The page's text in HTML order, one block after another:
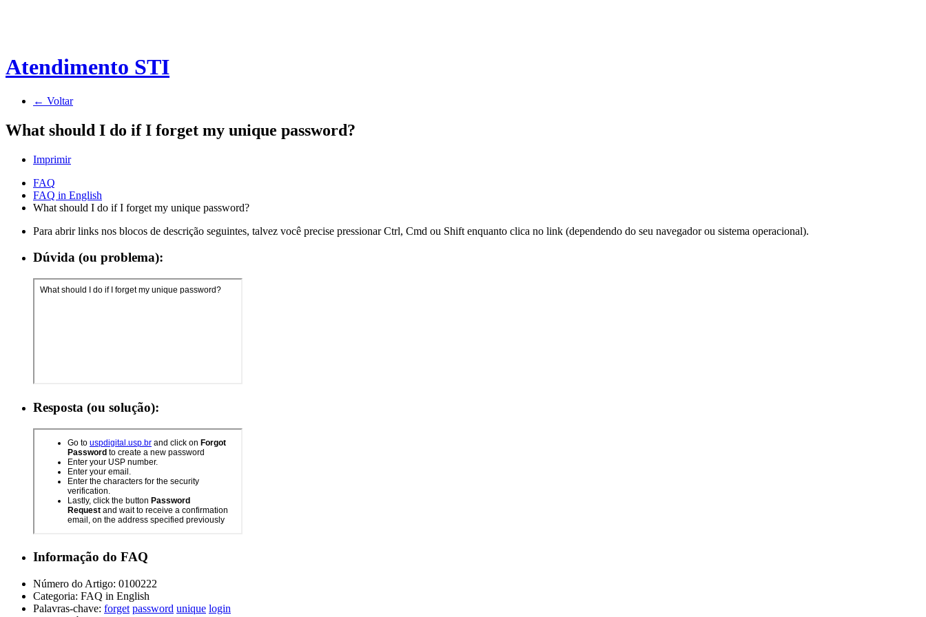
Atendimento STI
← Voltar
What should I do if I forget my unique password?
Imprimir
FAQ
FAQ in English
What should I do if I forget my unique password?
Para abrir links nos blocos de descrição seguintes, talvez você precise pressionar Ctrl, Cmd ou Shift enquanto clica no link (dependendo do seu navegador ou sistema operacional).
Dúvida (ou problema):
Resposta (ou solução):
Informação do FAQ
Número do Artigo: 0100222
Categoria: FAQ in English
Palavras-chave: forget password unique login